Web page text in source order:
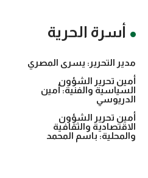
أسرة الحرية
مدير التحرير: يسرى المصري
أمين تحرير الشؤون
السياسية والفنية: أمين
الدريوسي
أمين تحرير الشؤون
الاقتصادية والثقافية
والمحلية: باسم المحمد